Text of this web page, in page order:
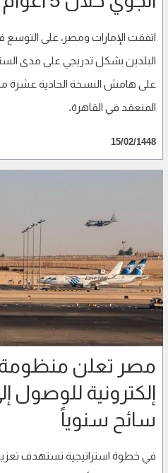
اتفقت الإمارات ومصر، على
البلدين بشكل تدريجي على مدى
على هامش النسخة الحادية عشرة من
المنعقد في القاهرة.
15/02/1448
مصر تعلن منظومة
سائح سنوياً
في خطوة استراتيجية تستهدف تعزيز